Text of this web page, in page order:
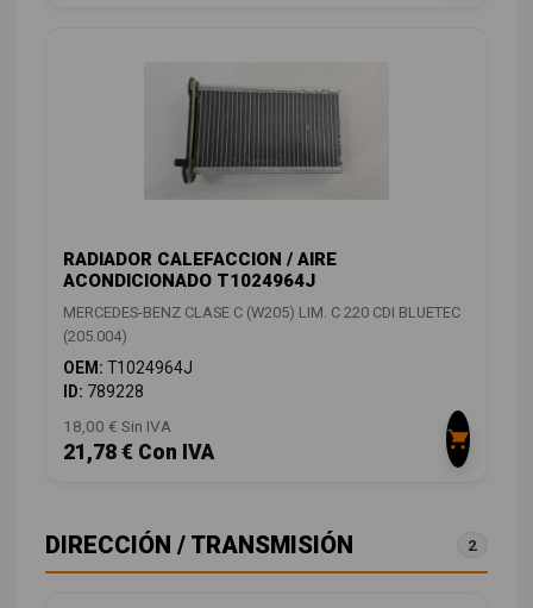
RADIADOR CALEFACCION / AIRE
ACONDICIONADO T1024964J
MERCEDES-BENZ CLASE C (W205) LIM. C 220 CDI BLUETEC
(205.004)
OEM: T1024964J
ID: 789228
18,00 € Sin IVA
21,78 € Con IVA
DIRECCIÓN / TRANSMISIÓN 2